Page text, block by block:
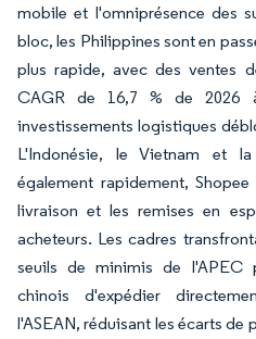
mobile et l'omniprésence des
bloc, les Philippines sont en
plus rapide, avec des ventes
CAGR de 16,7 % de 2026
investissements logistiques
L'Indonésie, le Vietnam et
également rapidement,
livraison et les remises en
acheteurs. Les cadres
seuils de minimis de l'APEC
chinois d'expédier
l'ASEAN, réduisant les écarts de